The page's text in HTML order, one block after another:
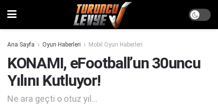
Ana Sayfa Oyun Haberleri Mobil Oyun Haberleri
KONAMI, eFootball’un 30uncu
Yılını Kutluyor!
Ne ara geçti o otuz yıl...